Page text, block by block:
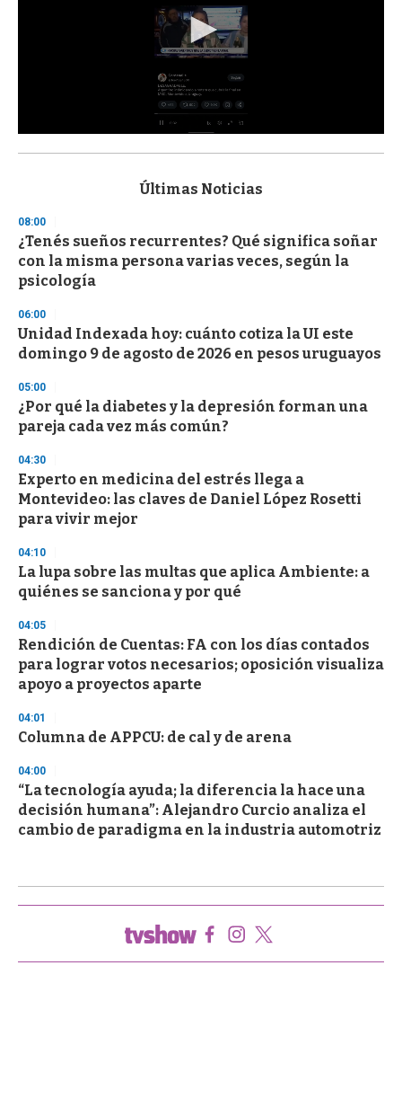
s
d
s
o
f
3
s
e
c
o
d
Últimas Noticias
08:00
¿Tenés sueños recurrentes? Qué significa soñar
con la misma persona varias veces, según la
psicología
06:00
Unidad Indexada hoy: cuánto cotiza la UI este
domingo 9 de agosto de 2026 en pesos uruguayos
05:00
¿Por qué la diabetes y la depresión forman una
pareja cada vez más común?
04:30
Experto en medicina del estrés llega a
Montevideo: las claves de Daniel López Rosetti
para vivir mejor
04:10
La lupa sobre las multas que aplica Ambiente: a
quiénes se sanciona y por qué
04:05
Rendición de Cuentas: FA con los días contados
para lograr votos necesarios; oposición visualiza
apoyo a proyectos aparte
04:01
Columna de APPCU: de cal y de arena
04:00
“La tecnología ayuda; la diferencia la hace una
decisión humana”: Alejandro Curcio analiza el
cambio de paradigma en la industria automotriz